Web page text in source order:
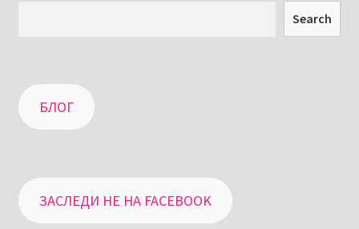
Search
БЛОГ
ЗАСЛЕДИ НЕ НА FACEBOOK